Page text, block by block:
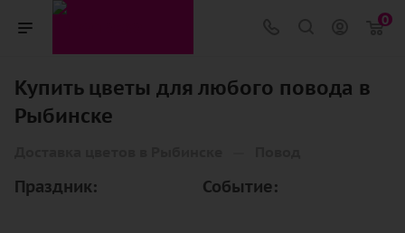
0
Купить цветы для любого повода в
Рыбинске
Праздник: Событие: